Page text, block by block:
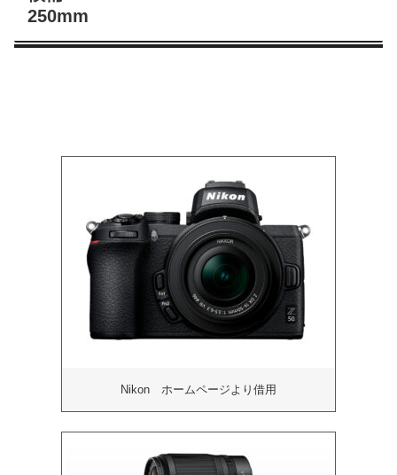
250mm
Nikon ホームページより借用